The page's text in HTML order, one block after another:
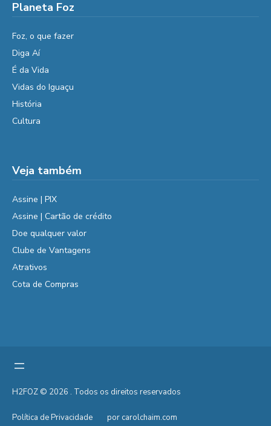
Planeta Foz
Foz, o que fazer
Diga Aí
É da Vida
Vidas do Iguaçu
História
Cultura
Veja também
Assine | PIX
Assine | Cartão de crédito
Doe qualquer valor
Clube de Vantagens
Atrativos
Cota de Compras
H2FOZ © 2026 . Todos os direitos reservados
Política de Privacidade por carolchaim.com